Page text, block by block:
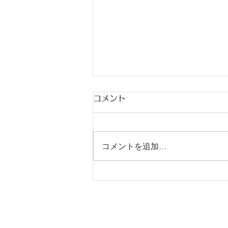
18歳未満を使用するときに
コメント
コメントを追加…